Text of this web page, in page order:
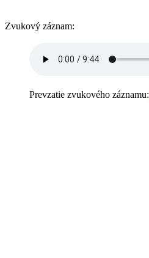
Zvukový záznam:
Prevzatie zvukového záznamu: